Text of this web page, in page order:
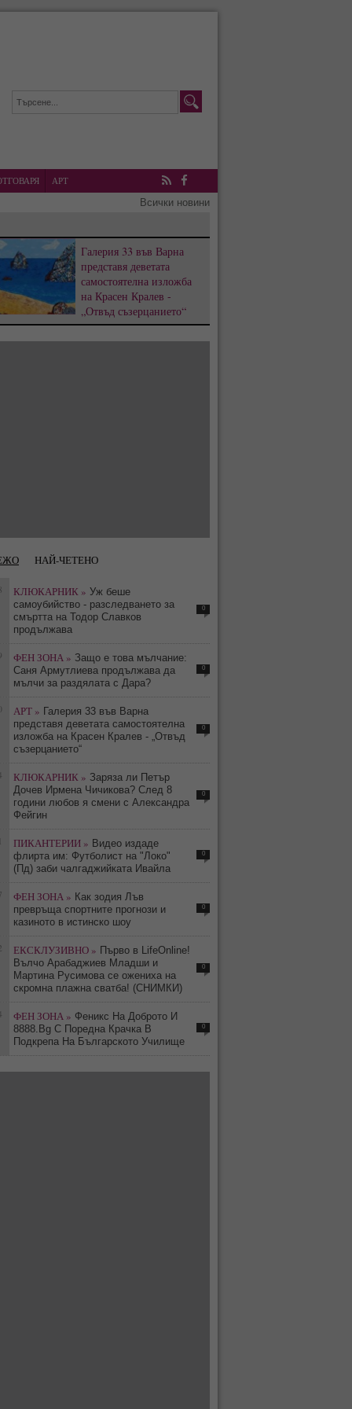
АРТ
RSS Facebook
Всички новини
Галерия 33 във Варна
представя деветата
самостоятелна изложба
на Красен Кралев -
„Отвъд съзерцанието“
НАЙ-ЧЕТЕНО
КЛЮКАРНИК » Уж беше
самоубийство - разследването за
смъртта на Тодор Славков
продължава
0
ФЕН ЗОНА » Защо е това мълчание:
Саня Армутлиева продължава да
мълчи за раздялата с Дара?
0
АРТ » Галерия 33 във Варна
представя деветата самостоятелна
изложба на Красен Кралев - „Отвъд
съзерцанието“
0
КЛЮКАРНИК » Заряза ли Петър
Дочев Ирмена Чичикова? След 8
години любов я смени с Александра
Фейгин
0
ПИКАНТЕРИИ » Видео издаде
флирта им: Футболист на "Локо"
(Пд) заби чалгаджийката Ивайла
0
ФЕН ЗОНА » Как зодия Лъв
превръща спортните прогнози и
казиното в истинско шоу
0
ЕКСКЛУЗИВНО » Първо в LifeOnline!
Вълчо Арабаджиев Младши и
Мартина Русимова сe oжениха на
скромна плажна сватба! (СНИМКИ)
0
ФЕН ЗОНА » Феникс На Доброто И
8888.Bg С Поредна Крачка В
Подкрепа На Българското Училище
0